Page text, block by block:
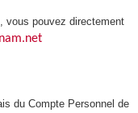
vous pouvez directement
du Compte Personnel de